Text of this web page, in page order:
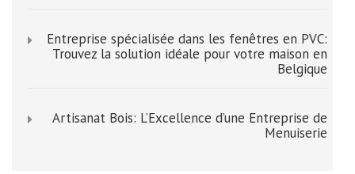
Entreprise spécialisée dans les fenêtres en PVC:
Trouvez la solution idéale pour votre maison en
Belgique
Artisanat Bois: L’Excellence d’une Entreprise de
Menuiserie